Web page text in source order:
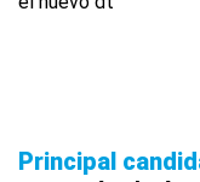
Principal